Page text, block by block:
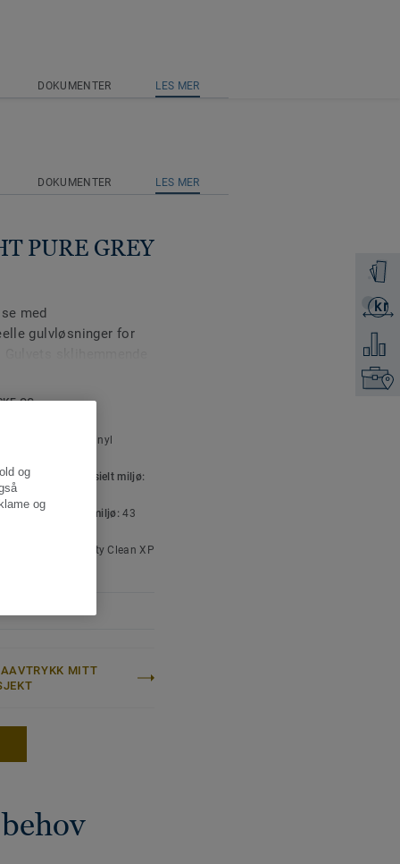
DOKUMENTER LES MER
Få en
kr
Få et
Legg
Finn
DOKUMENTER LES MER
PURE GREY
med
gulvløsninger for
til å matche øvrige
OG
Homogent vinyl
for kommersielt miljø:
høy trafikk
for industrimiljø:43
Safety Clean XP
MITT
og
og